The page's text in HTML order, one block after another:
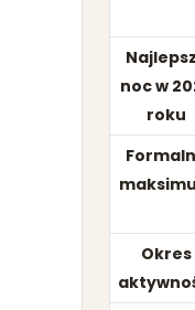
noc w
roku
Okres